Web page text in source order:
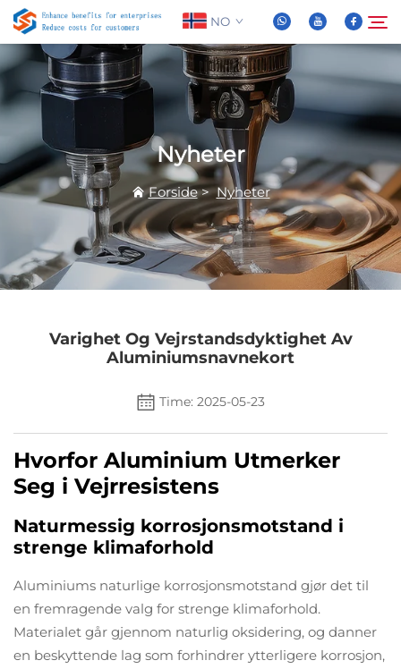
NO
Om oss
Produkter
Nyheter
FAQ
Søk
Nyheter
Forside>Nyheter
Varighet Og Vejrstandsdyktighet Av
Aluminiumsnavnekort
Time: 2025-05-23
Hvorfor Aluminium Utmerker
Seg i Vejrresistens
Naturmessig korrosjonsmotstand i
strenge klimaforhold
Aluminiums naturlige korrosjonsmotstand gjør det til
en fremragende valg for strenge klimaforhold.
Materialet går gjennom naturlig oksidering, og danner
en beskyttende lag som forhindrer ytterligere korrosjon,